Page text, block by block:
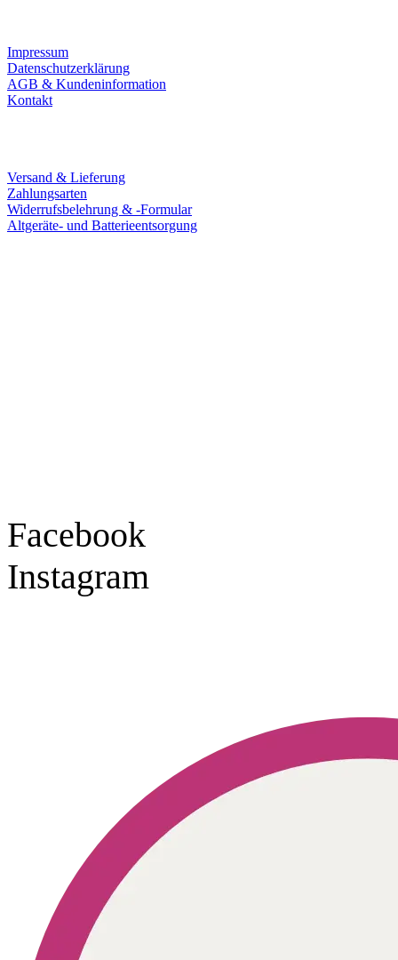
Impressum
Datenschutzerklärung
AGB & Kundeninformation
Kontakt
Versand & Lieferung
Zahlungsarten
Widerrufsbelehrung & -Formular
Altgeräte- und Batterieentsorgung
Facebook
Instagram